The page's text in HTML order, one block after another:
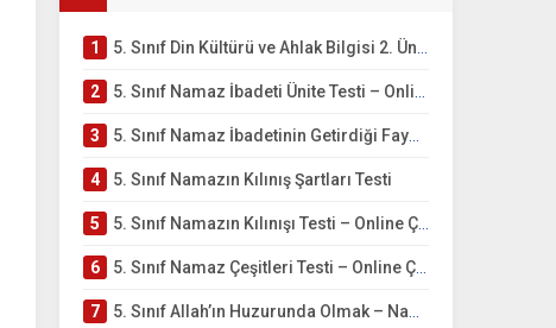
1 5. Sınıf Din Kültürü ve Ahlak Bilgisi 2. Ünite: Namaz İbadeti Çalışmaları
2 5. Sınıf Namaz İbadeti Ünite Testi – Online Çöz
3 5. Sınıf Namaz İbadetinin Getirdiği Faydalar Testi
4 5. Sınıf Namazın Kılınış Şartları Testi
5 5. Sınıf Namazın Kılınışı Testi – Online Çöz
6 5. Sınıf Namaz Çeşitleri Testi – Online Çöz
7 5. Sınıf Allah’ın Huzurunda Olmak – Namaz İbadeti Testi